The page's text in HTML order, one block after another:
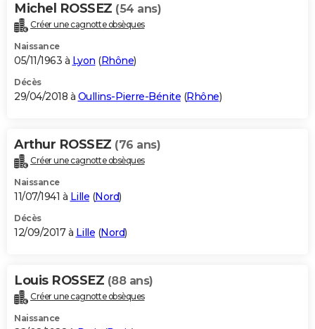
Michel ROSSEZ (54 ans)
Créer une cagnotte obsèques
Naissance
05/11/1963 à Lyon (Rhône)
Décès
29/04/2018 à Oullins-Pierre-Bénite (Rhône)
Arthur ROSSEZ (76 ans)
Créer une cagnotte obsèques
Naissance
11/07/1941 à Lille (Nord)
Décès
12/09/2017 à Lille (Nord)
Louis ROSSEZ (88 ans)
Créer une cagnotte obsèques
Naissance